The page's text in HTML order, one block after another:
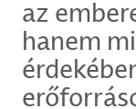
az
hanem